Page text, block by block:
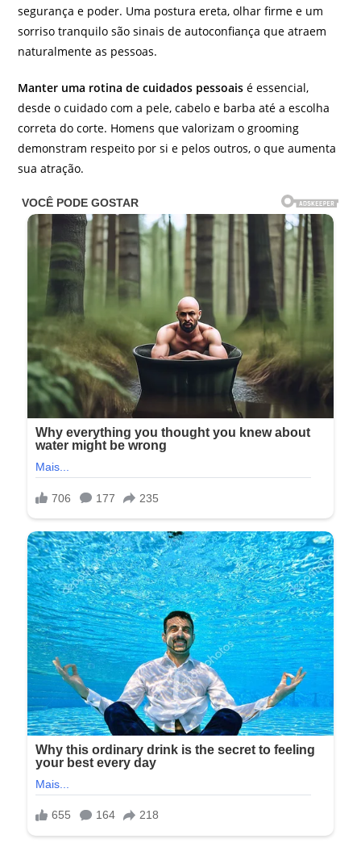
segurança e poder. Uma postura ereta, olhar firme e um
sorriso tranquilo são sinais de autoconfiança que atraem
naturalmente as pessoas.
Manter uma rotina de cuidados pessoais é essencial,
desde o cuidado com a pele, cabelo e barba até a escolha
correta do corte. Homens que valorizam o grooming
demonstram respeito por si e pelos outros, o que aumenta
sua atração.